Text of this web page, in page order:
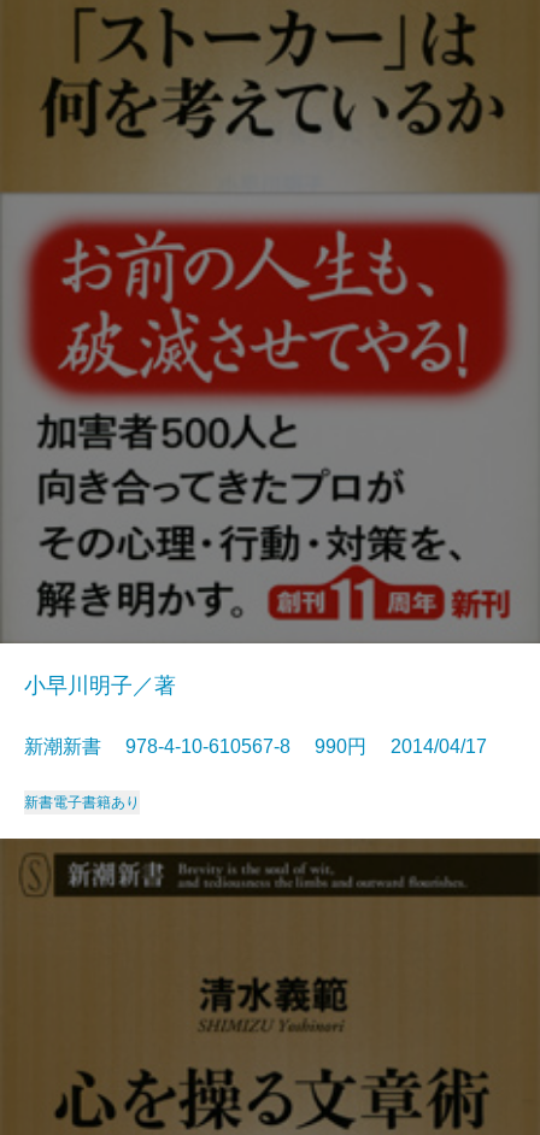
小早川明子／著
新潮新書 978-4-10-610567-8 990円 2014/04/17
新書電子書籍あり